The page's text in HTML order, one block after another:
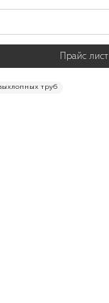
Прайс лист
труб